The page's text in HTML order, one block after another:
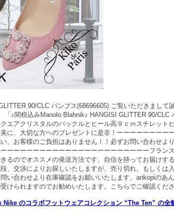
90/CLC パンプス(68696605) ご覧いただきまして
「♪関税込みManolo Blahnik♪ HANGISI GLITTER 90/CLC
エアクリスタルのバックルとヒール高９ｃｍスチレット
に、大切な方へのプレゼントに是非！ーーーーーーーー
、お客様のご負担はありません！！必ずお問い合わせよ
ーーーーーーーーーーーーーーーーーーーーーーフラン
るのでオススメの発送方法です。自信を持ってお届けす
、交渉によりお探しいたしますが、売り切れ、もしくは
い合わせより在庫確認をお願いいたします。ankopiのあ
けられますのでお勧めいたします。こちらでご確認くださ
Nike のコラボフットウェアコレクション “The Ten” の全